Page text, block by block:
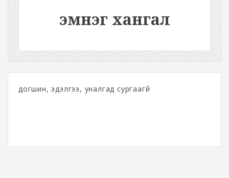
эмнэг хангал
догшин, эдэлгээ, уналгад сургаагүй